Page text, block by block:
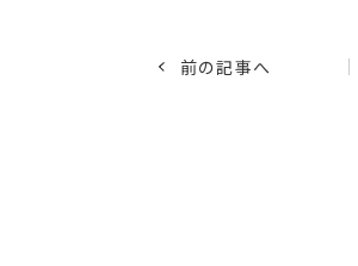
前の記事へ